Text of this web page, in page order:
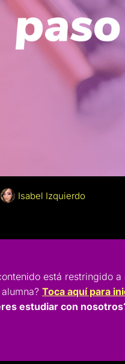
Isabel Izquierdo
está restringido
Toca aquí para
estudiar con